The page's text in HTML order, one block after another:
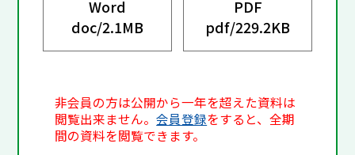
Word
doc/2.1MB
PDF
pdf/229.2KB
非会員の方は公開から一年を超えた資料は
閲覧出来ません。会員登録をすると、全期
間の資料を閲覧できます。